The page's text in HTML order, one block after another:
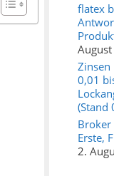
flatex
Zinsen
0,01
(Stand
Erste,
2.